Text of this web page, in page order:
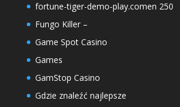
fortune-tiger-demo-play.comen 250
Fungo Killer –
Game Spot Casino
Games
GamStop Casino
Gdzie znaleźć najlepsze